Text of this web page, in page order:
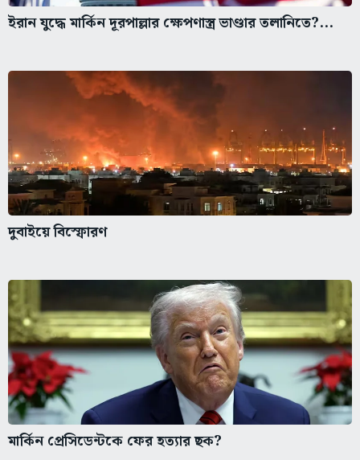
ইরান যুদ্ধে মার্কিন দূরপাল্লার ক্ষেপণাস্ত্র ভাণ্ডার তলানিতে?...
দুবাইয়ে বিস্ফোরণ
মার্কিন প্রেসিডেন্টকে ফের হত্যার ছক?